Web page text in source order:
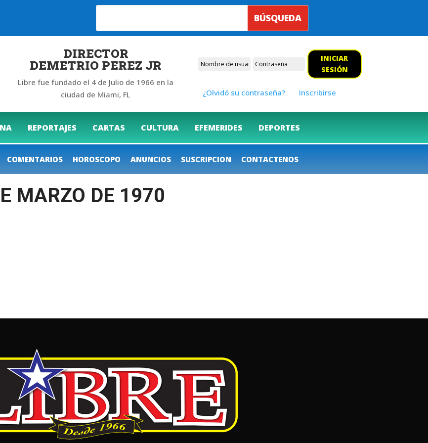
DIRECTOR
DEMETRIO PEREZ JR
Libre fue fundado el 4 de Julio de 1966 en la
ciudad de Miami, FL
INICIAR
SESIÓN
¿Olvidó su contraseña? Inscribirse
REPORTAJES CARTAS CULTURA EFEMERIDES DEPORTES
COMENTARIOS HOROSCOPO ANUNCIOS SUSCRIPCION CONTACTENOS
MARZO DE 1970